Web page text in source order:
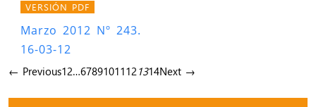
VERSIÓN PDF
Marzo 2012 Nº 243.
16-03-12
← Previous12…67891011121314Next →